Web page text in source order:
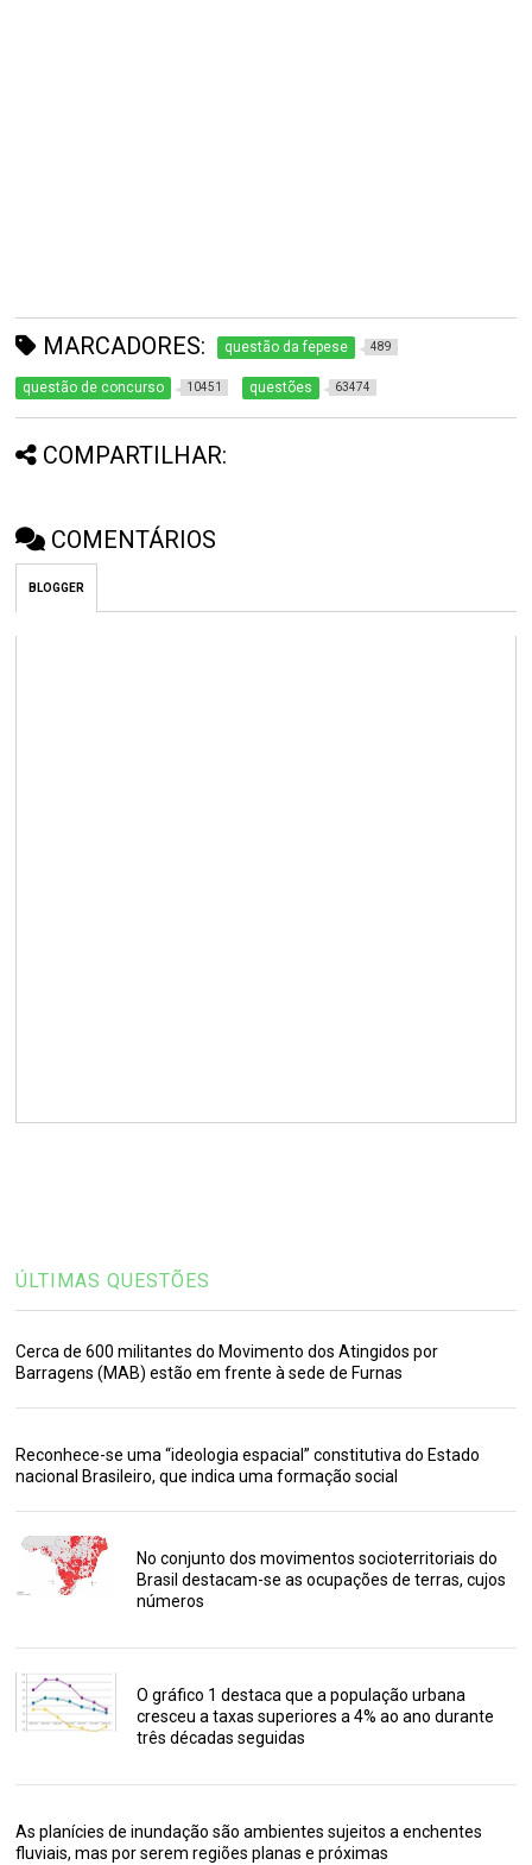
MARCADORES: questão da fepese 489
questão de concurso 10451 questões 63474
COMPARTILHAR:
COMENTÁRIOS
BLOGGER
ÚLTIMAS QUESTÕES
Cerca de 600 militantes do Movimento dos Atingidos por
Barragens (MAB) estão em frente à sede de Furnas
Reconhece-se uma “ideologia espacial” constitutiva do Estado
nacional Brasileiro, que indica uma formação social
No conjunto dos movimentos socioterritoriais do
Brasil destacam-se as ocupações de terras, cujos
números
O gráfico 1 destaca que a população urbana
cresceu a taxas superiores a 4% ao ano durante
três décadas seguidas
As planícies de inundação são ambientes sujeitos a enchentes
fluviais, mas por serem regiões planas e próximas